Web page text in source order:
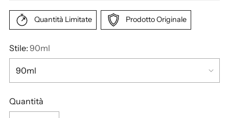
z
o
d
l
s
Quantità Limitate Prodotto Originale
Stile: 90ml
Quantità